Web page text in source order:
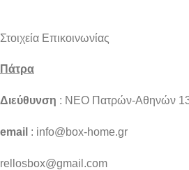
Στοιχεία Επικοινωνίας
Πάτρα
Διεύθυνση : NEO Πατρών-Αθηνών
email : info@box-home.gr
rellosbox@gmail.com